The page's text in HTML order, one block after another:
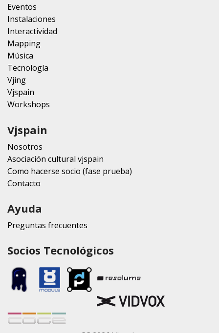
Eventos
Instalaciones
Interactividad
Mapping
Música
Tecnología
Vjing
Vjspain
Workshops
Vjspain
Nosotros
Asociación cultural vjspain
Como hacerse socio (fase prueba)
Contacto
Ayuda
Preguntas frecuentes
Socios Tecnológicos